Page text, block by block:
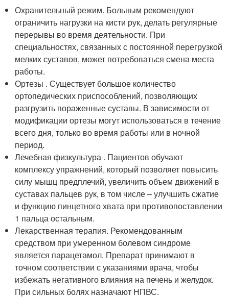
Охранительный режим. Больным рекомендуют
ограничить нагрузки на кисти рук, делать регулярные
перерывы во время деятельности. При
специальностях, связанных с постоянной перегрузкой
мелких суставов, может потребоваться смена места
работы.
Ортезы . Существует большое количество
ортопедических приспособлений, позволяющих
разгрузить пораженные суставы. В зависимости от
модификации ортезы могут использоваться в течение
всего дня, только во время работы или в ночной
период.
Лечебная физкультура . Пациентов обучают
комплексу упражнений, который позволяет повысить
силу мышц предплечий, увеличить объем движений в
суставах пальцев рук, в том числе – улучшить сжатие
и функцию пинцетного хвата при противопоставлении
1 пальца остальным.
Лекарственная терапия. Рекомендованным
средством при умеренном болевом синдроме
является парацетамол. Препарат принимают в
точном соответствии с указаниями врача, чтобы
избежать негативного влияния на печень и желудок.
При сильных болях назначают НПВС.